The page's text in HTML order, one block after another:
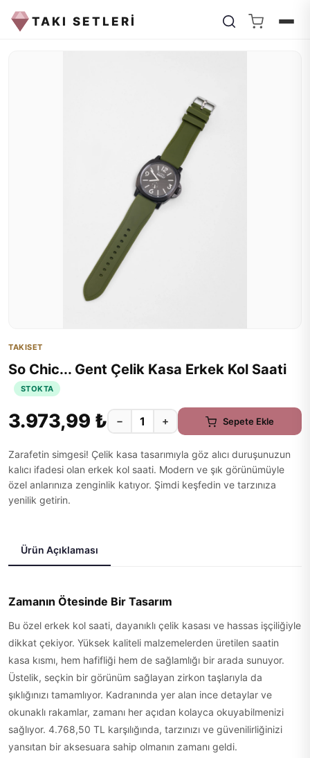
TAKI SETLERİ
TAKISET
So Chic... Gent Çelik Kasa Erkek Kol Saati
STOKTA
3.973,99 ₺ − + Sepete Ekle
Zarafetin simgesi! Çelik kasa tasarımıyla göz alıcı duruşunuzun
kalıcı ifadesi olan erkek kol saati. Modern ve şık görünümüyle
özel anlarınıza zenginlik katıyor. Şimdi keşfedin ve tarzınıza
yenilik getirin.
Ürün Açıklaması
Zamanın Ötesinde Bir Tasarım
Bu özel erkek kol saati, dayanıklı çelik kasası ve hassas işçiliğiyle
dikkat çekiyor. Yüksek kaliteli malzemelerden üretilen saatin
kasa kısmı, hem hafifliği hem de sağlamlığı bir arada sunuyor.
Üstelik, seçkin bir görünüm sağlayan zirkon taşlarıyla da
şıklığınızı tamamlıyor. Kadranında yer alan ince detaylar ve
okunaklı rakamlar, zamanı her açıdan kolayca okuyabilmenizi
sağlıyor. 4.768,50 TL karşılığında, tarzınızı ve güvenilirliğinizi
yansıtan bir aksesuara sahip olmanın zamanı geldi.